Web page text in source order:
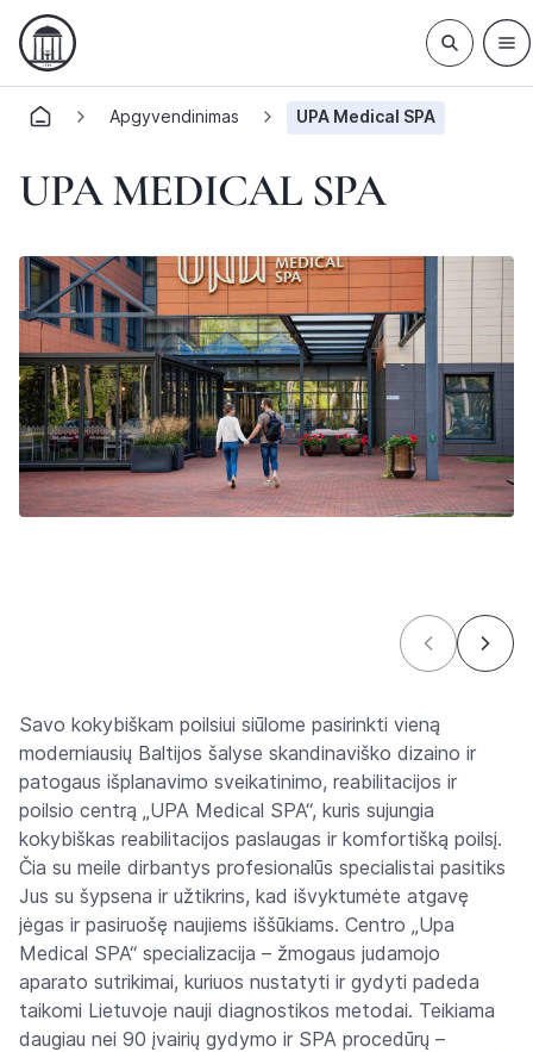
Apgyvendinimas UPA Medical SPA
UPA MEDICAL SPA
Savo kokybiškam poilsiui siūlome pasirinkti vieną
moderniausių Baltijos šalyse skandinaviško dizaino ir
patogaus išplanavimo sveikatinimo, reabilitacijos ir
poilsio centrą „UPA Medical SPA“, kuris sujungia
kokybiškas reabilitacijos paslaugas ir komfortišką poilsį.
Čia su meile dirbantys profesionalūs specialistai pasitiks
Jus su šypsena ir užtikrins, kad išvyktumėte atgavę
jėgas ir pasiruošę naujiems iššūkiams. Centro „Upa
Medical SPA“ specializacija – žmogaus judamojo
aparato sutrikimai, kuriuos nustatyti ir gydyti padeda
taikomi Lietuvoje nauji diagnostikos metodai. Teikiama
daugiau nei 90 įvairių gydymo ir SPA procedūrų –